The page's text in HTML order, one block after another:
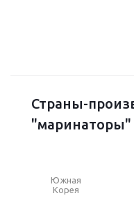
Страны-
"маринаторы"
Южная
Корея